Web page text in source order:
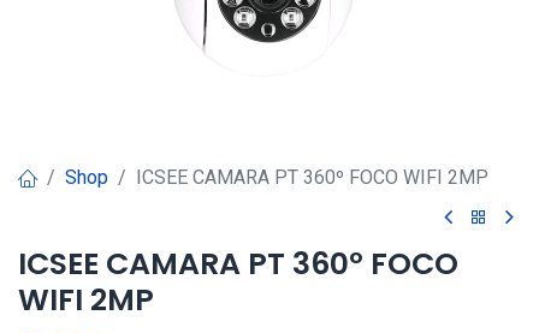
Shop ICSEE CAMARA PT 360º FOCO WIFI 2MP
ICSEE CAMARA PT 360º FOCO
WIFI 2MP